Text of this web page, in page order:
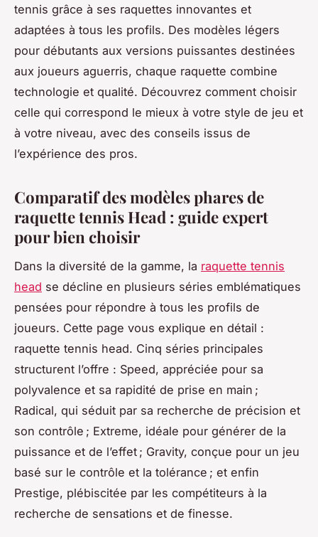
tennis grâce à ses raquettes innovantes et
adaptées à tous les profils. Des modèles légers
pour débutants aux versions puissantes destinées
aux joueurs aguerris, chaque raquette combine
technologie et qualité. Découvrez comment choisir
celle qui correspond le mieux à votre style de jeu et
à votre niveau, avec des conseils issus de
l’expérience des pros.
Comparatif des modèles phares de
raquette tennis Head : guide expert
pour bien choisir
Dans la diversité de la gamme, la raquette tennis
head se décline en plusieurs séries emblématiques
pensées pour répondre à tous les profils de
joueurs. Cette page vous explique en détail :
raquette tennis head. Cinq séries principales
structurent l’offre : Speed, appréciée pour sa
polyvalence et sa rapidité de prise en main ;
Radical, qui séduit par sa recherche de précision et
son contrôle ; Extreme, idéale pour générer de la
puissance et de l’effet ; Gravity, conçue pour un jeu
basé sur le contrôle et la tolérance ; et enfin
Prestige, plébiscitée par les compétiteurs à la
recherche de sensations et de finesse.